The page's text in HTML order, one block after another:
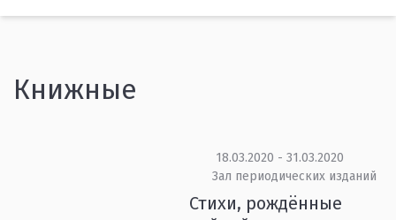
Книжные
18.03.2020 - 31.03.2020
Зал периодических изданий
Стихи, рождённые